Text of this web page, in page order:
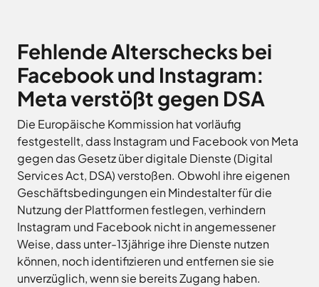
Fehlende Alterschecks bei
Facebook und Instagram:
Meta verstößt gegen DSA
Die Europäische Kommission hat vorläufig
festgestellt, dass Instagram und Facebook von Meta
gegen das Gesetz über digitale Dienste (Digital
Services Act, DSA) verstoßen. Obwohl ihre eigenen
Geschäftsbedingungen ein Mindestalter für die
Nutzung der Plattformen festlegen, verhindern
Instagram und Facebook nicht in angemessener
Weise, dass unter-13jährige ihre Dienste nutzen
können, noch identifizieren und entfernen sie sie
unverzüglich, wenn sie bereits Zugang haben.